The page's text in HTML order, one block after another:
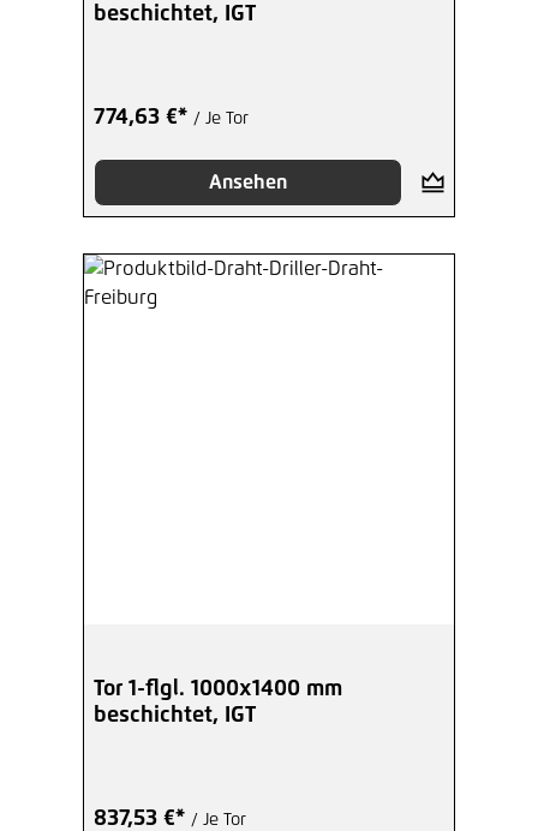
beschichtet, IGT
774,63 €* / Je Tor
Ansehen
Tor 1-flgl. 1000x1400 mm
beschichtet, IGT
837,53 €* / Je Tor